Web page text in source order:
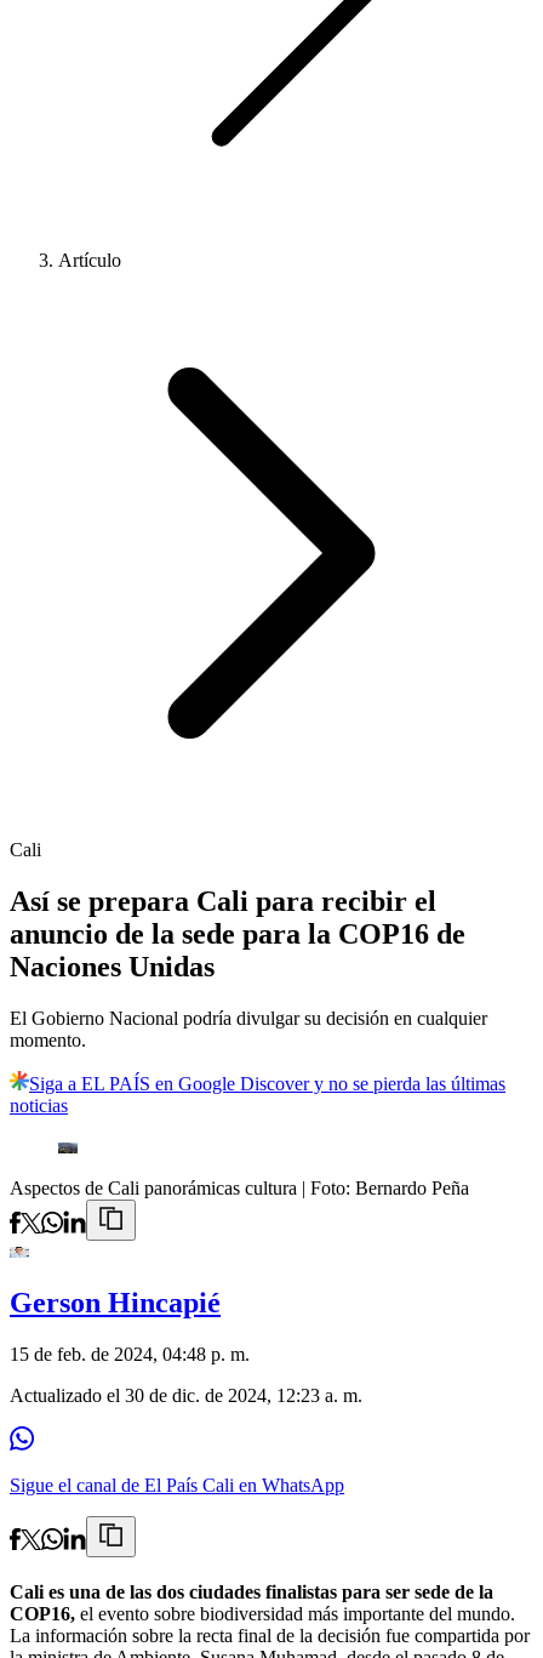
Artículo
Cali
Así se prepara Cali para recibir el
anuncio de la sede para la COP16 de
Naciones Unidas
El Gobierno Nacional podría divulgar su decisión en cualquier
momento.
Siga a EL PAÍS en Google Discover y no se pierda las últimas
noticias
Aspectos de Cali panorámicas cultura | Foto: Bernardo Peña
Gerson Hincapié
15 de feb. de 2024, 04:48 p. m.
Actualizado el 30 de dic. de 2024, 12:23 a. m.
Sigue el canal de El País Cali en WhatsApp
Cali es una de las dos ciudades finalistas para ser sede de la
COP16, el evento sobre biodiversidad más importante del mundo.
La información sobre la recta final de la decisión fue compartida por